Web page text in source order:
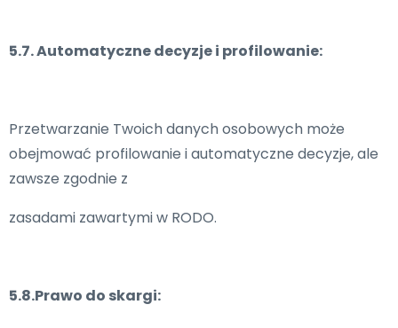
5.7. Automatyczne decyzje i profilowanie:
Przetwarzanie Twoich danych osobowych może
obejmować profilowanie i automatyczne decyzje, ale
zawsze zgodnie z
zasadami zawartymi w RODO.
5.8.Prawo do skargi: